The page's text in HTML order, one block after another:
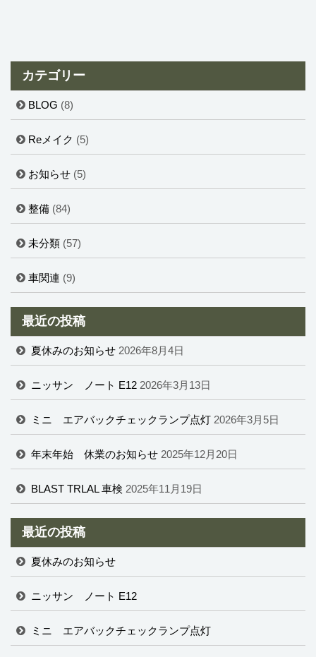
カテゴリー
BLOG (8)
Reメイク (5)
お知らせ (5)
整備 (84)
未分類 (57)
車関連 (9)
最近の投稿
夏休みのお知らせ 2026年8月4日
ニッサン ノート E12 2026年3月13日
ミニ エアバックチェックランプ点灯 2026年3月5日
年末年始 休業のお知らせ 2025年12月20日
BLAST TRLAL 車検 2025年11月19日
最近の投稿
夏休みのお知らせ
ニッサン ノート E12
ミニ エアバックチェックランプ点灯